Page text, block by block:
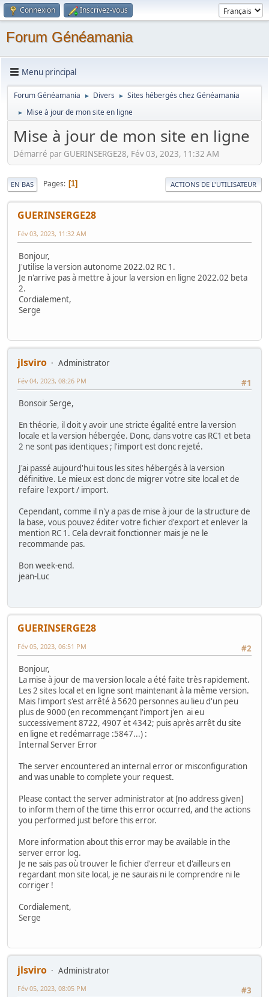
Connexion Inscrivez-vous
Forum Généamania
Menu principal
Forum Généamania ► Divers ► Sites hébergés chez Généamania
► Mise à jour de mon site en ligne
Mise à jour de mon site en ligne
Démarré par GUERINSERGE28, Fév 03, 2023, 11:32 AM
EN BAS Pages 1 ACTIONS DE L'UTILISATEUR
GUERINSERGE28
Fév 03, 2023, 11:32 AM
Bonjour,
J'utilise la version autonome 2022.02 RC 1.
Je n'arrive pas à mettre à jour la version en ligne 2022.02 beta
2.
Cordialement,
Serge
jlsviro
Administrator
#1
Fév 04, 2023, 08:26 PM
Bonsoir Serge,
En théorie, il doit y avoir une stricte égalité entre la version
locale et la version hébergée. Donc, dans votre cas RC1 et beta
2 ne sont pas identiques ; l'import est donc rejeté.
J'ai passé aujourd'hui tous les sites hébergés à la version
définitive. Le mieux est donc de migrer votre site local et de
refaire l'export / import.
Cependant, comme il n'y a pas de mise à jour de la structure de
la base, vous pouvez éditer votre fichier d'export et enlever la
mention RC 1. Cela devrait fonctionner mais je ne le
recommande pas.
Bon week-end.
jean-Luc
GUERINSERGE28
#2
Fév 05, 2023, 06:51 PM
Bonjour,
La mise à jour de ma version locale a été faite très rapidement.
Les 2 sites local et en ligne sont maintenant à la même version.
Mais l'import s'est arrêté à 5620 personnes au lieu d'un peu
plus de 9000 (en recommençant l'import j'en ai eu
successivement 8722, 4907 et 4342; puis après arrêt du site
en ligne et redémarrage :5847...) :
Internal Server Error
The server encountered an internal error or misconfiguration
and was unable to complete your request.
Please contact the server administrator at [no address given]
to inform them of the time this error occurred, and the actions
you performed just before this error.
More information about this error may be available in the
server error log.
Je ne sais pas où trouver le fichier d'erreur et d'ailleurs en
regardant mon site local, je ne saurais ni le comprendre ni le
corriger !
Cordialement,
Serge
jlsviro
Administrator
#3
Fév 05, 2023, 08:05 PM